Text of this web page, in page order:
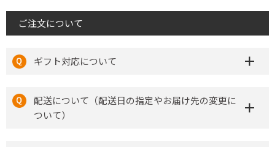
ご注文について
ギフト対応について
配送について（配送日の指定やお届け先の変更に
ついて）